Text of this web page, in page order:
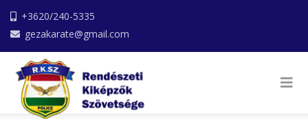
+3620/240-5335
gezakarate@gmail.com